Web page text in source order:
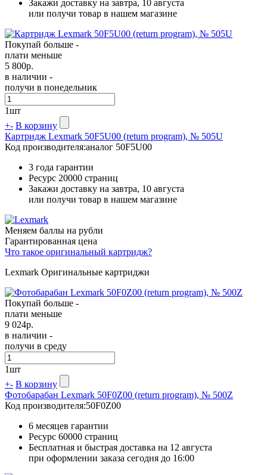
Закажи доставку на завтра, 10 августа
или получи товар в нашем магазине
Покупай больше -
плати меньше
5 800р.
в наличии -
получи в понедельник
1шт
+- В корзину
Картридж Lexmark 50F5U00 (return program), № 505U
Код производителя:аналог 50F5U00
3 года гарантии
Ресурс 20000 страниц
Закажи доставку на завтра, 10 августа
или получи товар в нашем магазине
Меняем баллы на рубли
Гарантированная цена
Что такое оригинальный картридж?
Lexmark Оригинальные картриджи
Покупай больше -
плати меньше
9 024р.
в наличии -
получи в среду
1шт
+- В корзину
Фотобарабан Lexmark 50F0Z00 (return program), № 500Z
Код производителя:50F0Z00
6 месяцев гарантии
Ресурс 60000 страниц
Бесплатная и быстрая доставка на 12 августа
при оформлении заказа сегодня до 16:00